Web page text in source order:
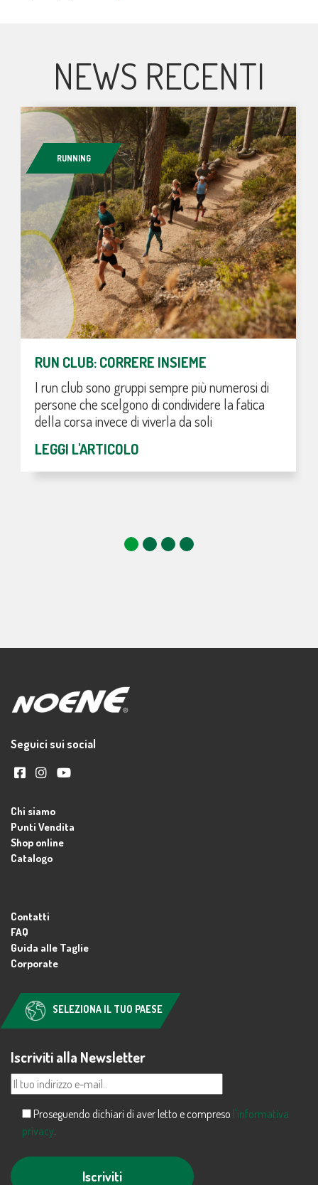
NEWS RECENTI
RUNNING
RUN CLUB: CORRERE INSIEME
I run club sono gruppi sempre più numerosi di
persone che scelgono di condividere la fatica
della corsa invece di viverla da soli
LEGGI L'ARTICOLO
Seguici sui social
Chi siamo
Punti Vendita
Shop online
Catalogo
Contatti
FAQ
Guida alle Taglie
Corporate
SELEZIONA IL TUO PAESE
Iscriviti alla Newsletter
Proseguendo dichiari di aver letto e compreso l'informativa
privacy.